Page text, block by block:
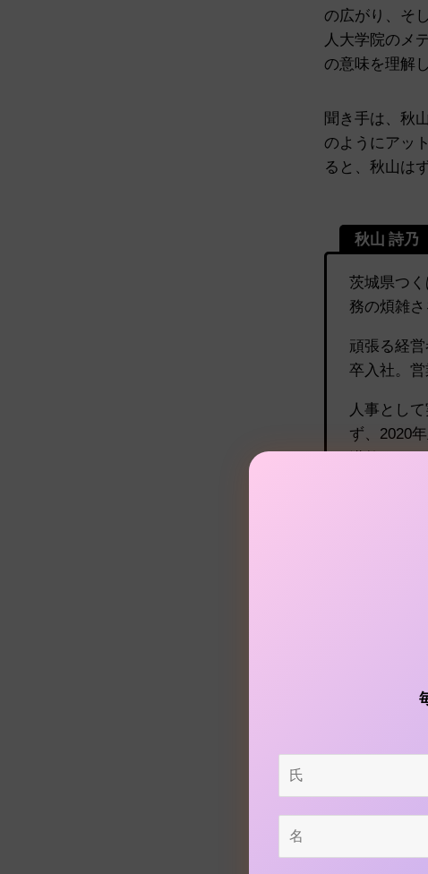
の広がり、そ
人大学院のメ
の意味を理解
聞き手は、秋
のようにアッ
ると、秋山は
秋山 詩乃
茨城県つ
務の煩雑さ
頑張る経
卒入社。営
人事とし
ず、2020
漠然とし
が必要と
「
——— 今日は
て約半年で
いつも「えれ